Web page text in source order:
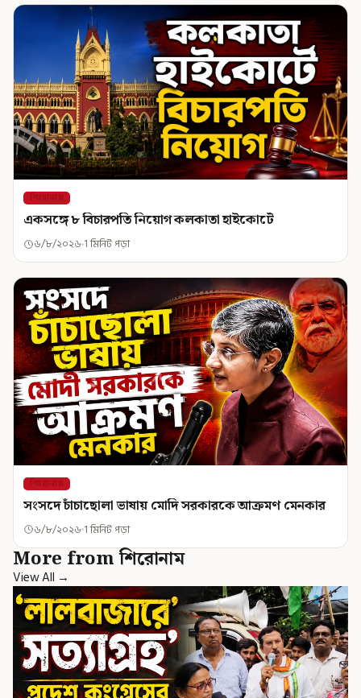
শিরোনাম
একসঙ্গে ৮ বিচারপতি নিয়োগ কলকাতা হাইকোর্টে
৬/৮/২০২৬ 1 মিনিট পড়া
শিরোনাম
সংসদে চাঁচাছোলা ভাষায় মোদি সরকারকে আক্রমণ মেনকার
৬/৮/২০২৬ 1 মিনিট পড়া
More from শিরোনাম
View All →